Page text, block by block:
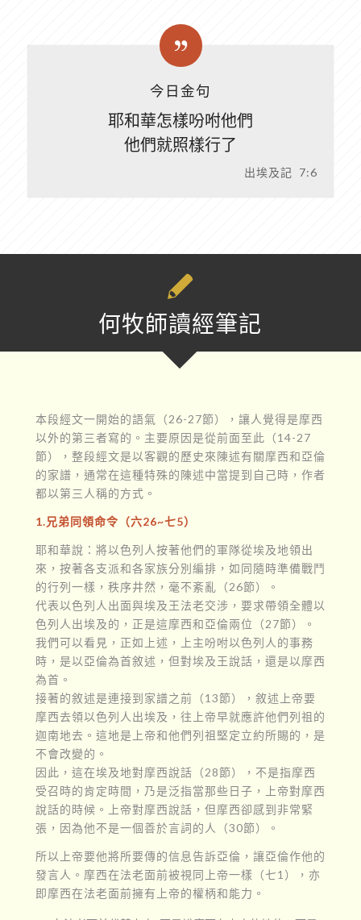
今日金句
耶和華怎樣吩咐他們
他們就照樣行了
出埃及記 7:6
何牧師讀經筆記
本段經文一開始的語氣（26-27節），讓人覺得是摩西
以外的第三者寫的。主要原因是從前面至此（14-27
節），整段經文是以客觀的歷史來陳述有關摩西和亞倫
的家譜，通常在這種特殊的陳述中當提到自己時，作者
都以第三人稱的方式。
1.兄弟同領命令（六26~七5）
耶和華說：將以色列人按著他們的軍隊從埃及地領出
來，按著各支派和各家族分別編排，如同隨時準備戰鬥
的行列一樣，秩序井然，毫不紊亂（26節）。
代表以色列人出面與埃及王法老交涉，要求帶領全體以
色列人出埃及的，正是這摩西和亞倫兩位（27節）。
我們可以看見，正如上述，上主吩咐以色列人的事務
時，是以亞倫為首敘述，但對埃及王說話，還是以摩西
為首。
接著的敘述是連接到家譜之前（13節），敘述上帝要
摩西去領以色列人出埃及，往上帝早就應許他們列祖的
迦南地去。這地是上帝和他們列祖堅定立約所賜的，是
不會改變的。
因此，這在埃及地對摩西說話（28節），不是指摩西
受召時的肯定時間，乃是泛指當那些日子，上帝對摩西
說話的時候。上帝對摩西說話，但摩西卻感到非常緊
張，因為他不是一個善於言詞的人（30節）。
所以上帝要他將所要傳的信息告訴亞倫，讓亞倫作他的
發言人。摩西在法老面前被視同上帝一樣（七1），亦
即摩西在法老面前擁有上帝的權柄和能力。